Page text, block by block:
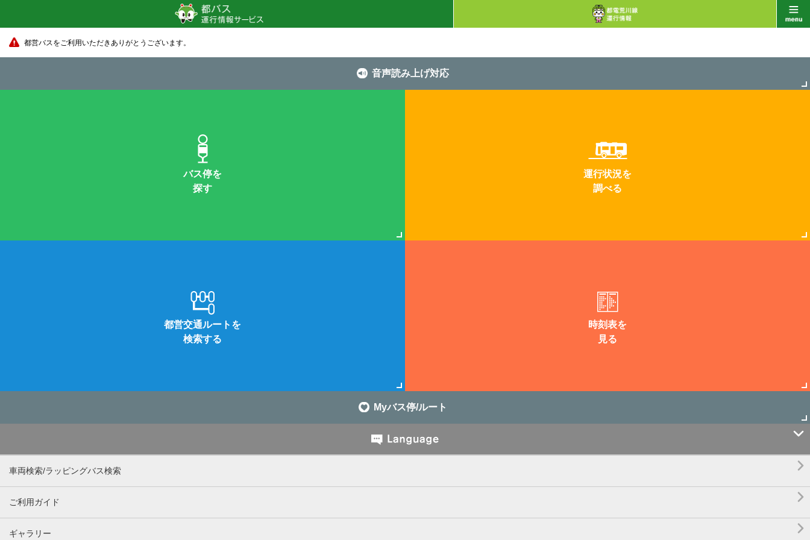
都営バスをご利用いただきありがとうございます。
音声読み上げ対応
バス停を
探す
運行状況を
調べる
都営交通ルートを
検索する
時刻表を
見る
Myバス停/ルート

車両検索/ラッピングバス検索 
ご利用ガイド 
ギャラリー 